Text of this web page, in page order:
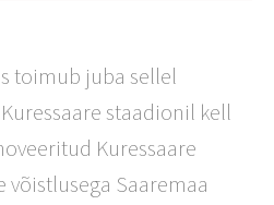
toimub juba sellel
staadionil kell
Kuressaare
võistlusega Saaremaa